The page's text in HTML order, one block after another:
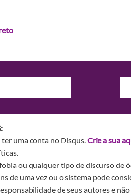
uma conta no Disqus.Crie a sua
ou qualquer tipo de discurso de
de uma vez ou o sistema pode
de seus autores e